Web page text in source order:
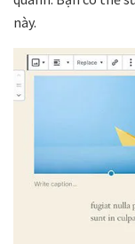
này.